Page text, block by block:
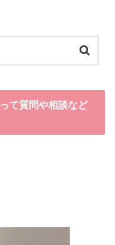
て質問や相談など